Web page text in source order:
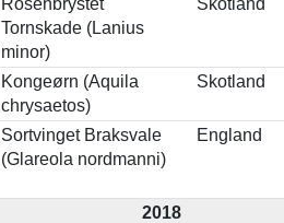
Rosenbrystet
Tornskade (Lanius
minor)
Skotland
Kongeørn (Aquila
chrysaetos)
Skotland
Sortvinget Braksvale
(Glareola nordmanni)
England
2018